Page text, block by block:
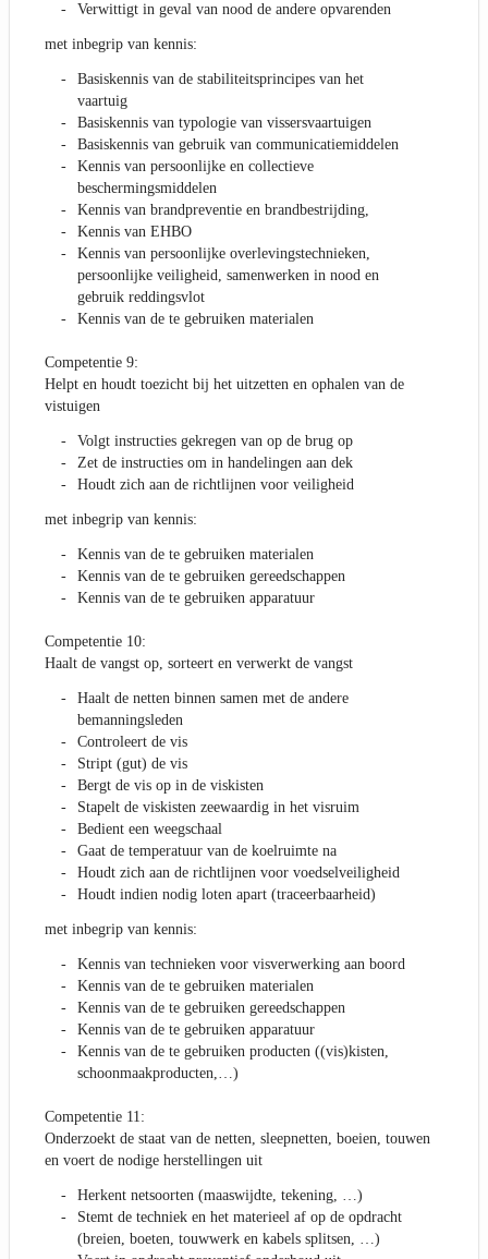
Verwittigt in geval van nood de andere opvarenden
met inbegrip van kennis:
Basiskennis van de stabiliteitsprincipes van het
vaartuig
Basiskennis van typologie van vissersvaartuigen
Basiskennis van gebruik van communicatiemiddelen
Kennis van persoonlijke en collectieve
beschermingsmiddelen
Kennis van brandpreventie en brandbestrijding,
Kennis van EHBO
Kennis van persoonlijke overlevingstechnieken,
persoonlijke veiligheid, samenwerken in nood en
gebruik reddingsvlot
Kennis van de te gebruiken materialen
Competentie 9:
Helpt en houdt toezicht bij het uitzetten en ophalen van de
vistuigen
Volgt instructies gekregen van op de brug op
Zet de instructies om in handelingen aan dek
Houdt zich aan de richtlijnen voor veiligheid
met inbegrip van kennis:
Kennis van de te gebruiken materialen
Kennis van de te gebruiken gereedschappen
Kennis van de te gebruiken apparatuur
Competentie 10:
Haalt de vangst op, sorteert en verwerkt de vangst
Haalt de netten binnen samen met de andere
bemanningsleden
Controleert de vis
Stript (gut) de vis
Bergt de vis op in de viskisten
Stapelt de viskisten zeewaardig in het visruim
Bedient een weegschaal
Gaat de temperatuur van de koelruimte na
Houdt zich aan de richtlijnen voor voedselveiligheid
Houdt indien nodig loten apart (traceerbaarheid)
met inbegrip van kennis:
Kennis van technieken voor visverwerking aan boord
Kennis van de te gebruiken materialen
Kennis van de te gebruiken gereedschappen
Kennis van de te gebruiken apparatuur
Kennis van de te gebruiken producten ((vis)kisten,
schoonmaakproducten,…)
Competentie 11:
Onderzoekt de staat van de netten, sleepnetten, boeien, touwen
en voert de nodige herstellingen uit
Herkent netsoorten (maaswijdte, tekening, …)
Stemt de techniek en het materieel af op de opdracht
(breien, boeten, touwwerk en kabels splitsen, …)